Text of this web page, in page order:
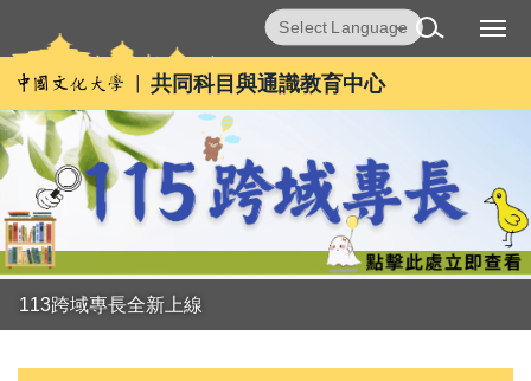
到
主
內
容
共同科目與通識教育中心
Translate
113跨域專長全新上線